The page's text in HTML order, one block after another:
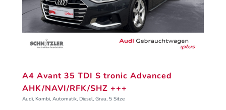
A4 Avant 35 TDI S tronic Advanced
AHK/NAVI/RFK/SHZ +++
Audi, Kombi, Automatik, Diesel, Grau, 5 Sitze